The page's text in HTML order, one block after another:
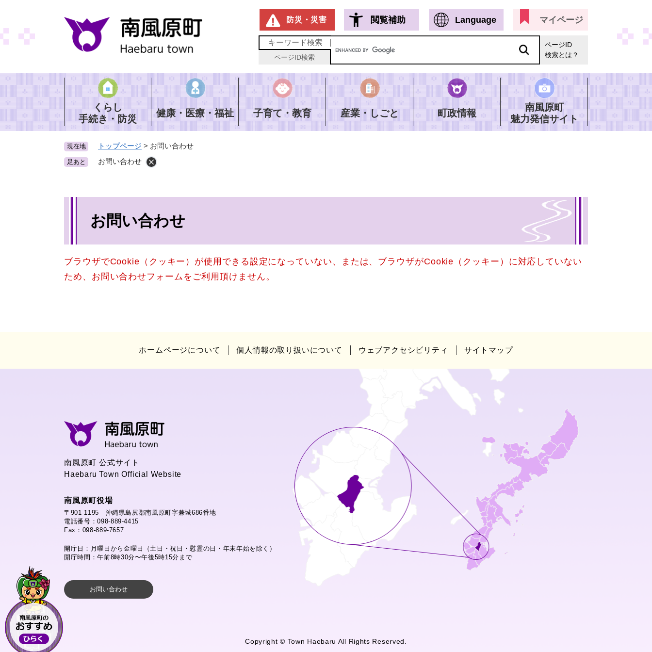
ジ
の
で
す
。
防災・災害 閲覧補助 Language マイページ
キーワード検索
ページID検索
ページID
検索とは？
くらし
手続き・防災
健康・医療・福祉 子育て・教育 産業・しごと 町政情報
南風原町
魅力発信サイト
現在地 トップページ > お問い合わせ
足あと お問い合わせ
お問い合わせ
ブラウザでCookie（クッキー）が使用できる設定になっていない、または、ブラウザがCookie（クッキー）に対応していない
ため、お問い合わせフォームをご利用頂けません。
ホームページについて 個人情報の取り扱いについて ウェブアクセシビリティ サイトマップ
南風原町 公式サイト
Haebaru Town Official Website
南風原町役場
〒901-1195 沖縄県島尻郡南風原町字兼城686番地
電話番号：098-889-4415
Fax：098-889-7657
開庁日：月曜日から金曜日（土日・祝日・慰霊の日・年末年始を除く）
開庁時間：午前8時30分〜午後5時15分まで
お問い合わせ
Copyright © Town Haebaru All Rights Reserved.